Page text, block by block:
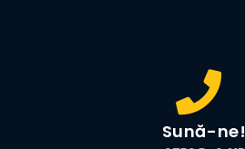
Sună-ne!